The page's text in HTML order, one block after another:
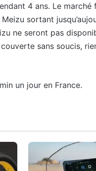
4 ans. Le marché
sortant
ne seront pas
sans soucis,
un jour en France.